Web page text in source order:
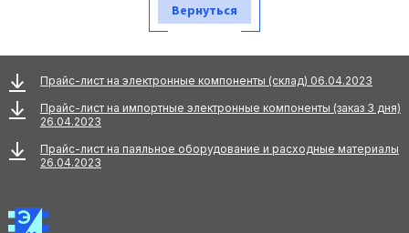
Вернуться
Прайс-лист на электронные компоненты (склад) 06.04.2023
Прайс-лист на импортные электронные компоненты (заказ 3 дня)
26.04.2023
Прайс-лист на паяльное оборудование и расходные материалы
26.04.2023